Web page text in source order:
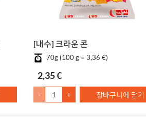
[내수] 크라운 콘칲
70g (100 g = 3,36 €)
2,35 €
- + 장바구니에 담기